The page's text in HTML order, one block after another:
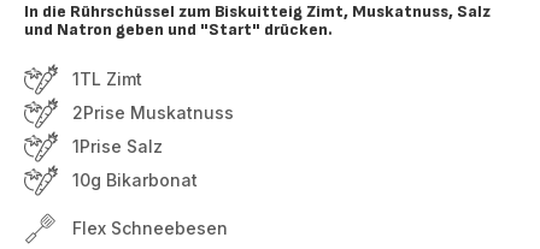
In die Rührschüssel zum Biskuitteig Zimt, Muskatnuss, Salz
und Natron geben und "Start" drücken.
1TL Zimt
2Prise Muskatnuss
1Prise Salz
10g Bikarbonat
Flex Schneebesen